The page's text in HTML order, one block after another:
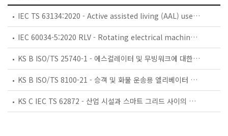
IEC TS 63134:2020 - Active assisted living (AAL) use cases
IEC 60034-5:2020 RLV - Rotating electrical machines - Part 5: Degrees of protection provided by the integral design of rotating electrical machines (IP code) - Classification
KS B ISO/TS 25740-1 - 에스컬레이터 및 무빙워크에 대한 안전요건 — 제1부: 세계공통 필수 안전요건(GESRs)
KS B ISO/TS 8100-21 - 승객 및 화물 운송용 엘리베이터 —제21부: 세계공통 필수안전요건(GESRs)을 충족하는 세계공통 안전 파라미터(GSPs)
KS C IEC TS 62872 - 산업 시설과 스마트 그리드 사이의 산업 공정 측정, 제어 및 자동화 시스템 인터페이스